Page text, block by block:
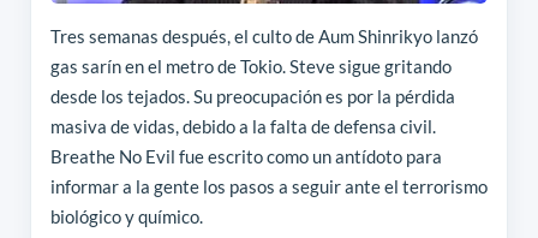
Tres semanas después, el culto de Aum Shinrikyo lanzó
gas sarín en el metro de Tokio. Steve sigue gritando
desde los tejados. Su preocupación es por la pérdida
masiva de vidas, debido a la falta de defensa civil.
Breathe No Evil fue escrito como un antídoto para
informar a la gente los pasos a seguir ante el terrorismo
biológico y químico.